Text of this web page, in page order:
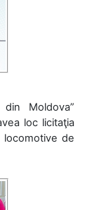
Moldova”
loc licitaţia
de